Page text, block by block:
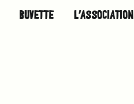
BUVETTE L’ASSOCIATION